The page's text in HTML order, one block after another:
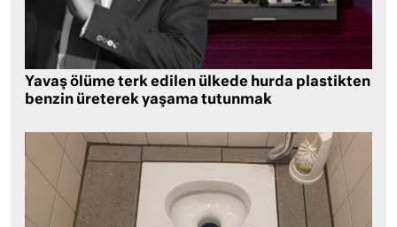
Yavaş ölüme terk edilen ülkede hurda plastikten
benzin üreterek yaşama tutunmak